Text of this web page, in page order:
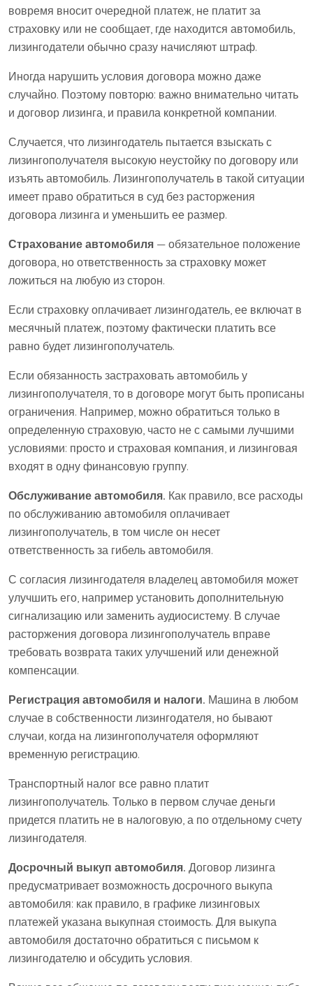
вовремя вносит очередной платеж, не платит за
страховку или не сообщает, где находится автомобиль,
лизингодатели обычно сразу начисляют штраф.
Иногда нарушить условия договора можно даже
случайно. Поэтому повторю: важно внимательно читать
и договор лизинга, и правила конкретной компании.
Случается, что лизингодатель пытается взыскать с
лизингополучателя высокую неустойку по договору или
изъять автомобиль. Лизингополучатель в такой ситуации
имеет право обратиться в суд без расторжения
договора лизинга и уменьшить ее размер.
Страхование автомобиля — обязательное положение
договора, но ответственность за страховку может
ложиться на любую из сторон.
Если страховку оплачивает лизингодатель, ее включат в
месячный платеж, поэтому фактически платить все
равно будет лизингополучатель.
Если обязанность застраховать автомобиль у
лизингополучателя, то в договоре могут быть прописаны
ограничения. Например, можно обратиться только в
определенную страховую, часто не с самыми лучшими
условиями: просто и страховая компания, и лизинговая
входят в одну финансовую группу.
Обслуживание автомобиля. Как правило, все расходы
по обслуживанию автомобиля оплачивает
лизингополучатель, в том числе он несет
ответственность за гибель автомобиля.
С согласия лизингодателя владелец автомобиля может
улучшить его, например установить дополнительную
сигнализацию или заменить аудиосистему. В случае
расторжения договора лизингополучатель вправе
требовать возврата таких улучшений или денежной
компенсации.
Регистрация автомобиля и налоги. Машина в любом
случае в собственности лизингодателя, но бывают
случаи, когда на лизингополучателя оформляют
временную регистрацию.
Транспортный налог все равно платит
лизингополучатель. Только в первом случае деньги
придется платить не в налоговую, а по отдельному счету
лизингодателя.
Досрочный выкуп автомобиля. Договор лизинга
предусматривает возможность досрочного выкупа
автомобиля: как правило, в графике лизинговых
платежей указана выкупная стоимость. Для выкупа
автомобиля достаточно обратиться с письмом к
лизингодателю и обсудить условия.